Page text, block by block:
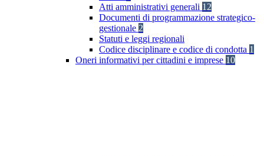
Atti amministrativi generali 12
Documenti di programmazione strategico-
gestionale 2
Statuti e leggi regionali
Codice disciplinare e codice di condotta 1
Oneri informativi per cittadini e imprese 10